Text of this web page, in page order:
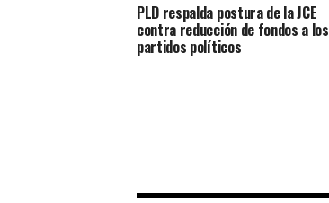
PLD respalda postura de la JCE
contra reducción de fondos a los
partidos políticos